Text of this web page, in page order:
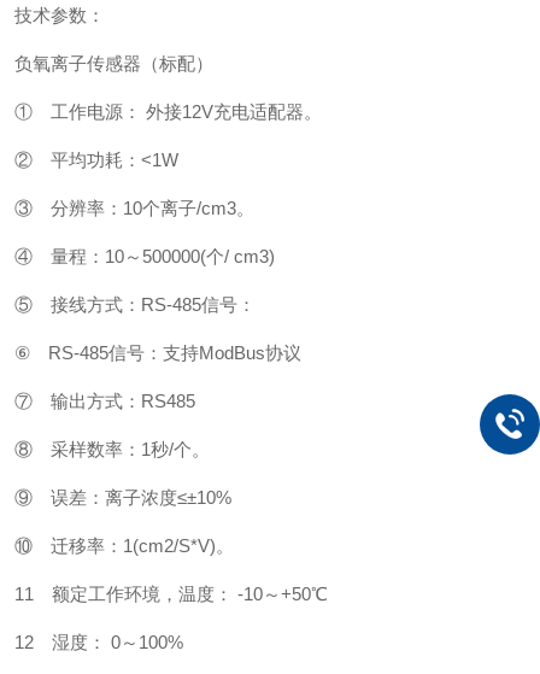
技术参数：
负氧离子传感器（标配）
① 工作电源： 外接12V充电适配器。
② 平均功耗：<1W
③ 分辨率：10个离子/cm3。
④ 量程：10～500000(个/ cm3)
⑤ 接线方式：RS-485信号：
⑥ RS-485信号：支持ModBus协议
⑦ 输出方式：RS485
⑧ 采样数率：1秒/个。
⑨ 误差：离子浓度≤±10%
⑩ 迁移率：1(cm2/S*V)。
11 额定工作环境，温度： -10～+50℃
12 湿度： 0～100%